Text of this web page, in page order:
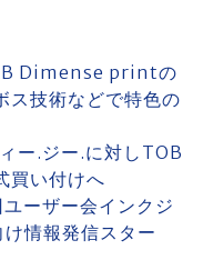
Dimense printの
技術などで特色の
ー.ジー.に対しTOB
買い付けへ
ーザー会インクジ
情報発信スター